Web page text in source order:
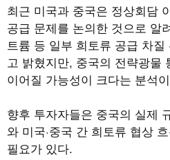
최근 미국과 중국은 정상회담
공급 문제를 논의한 것으로 알
트륨 등 일부 희토류 공급 차
고 밝혔지만, 중국의 전략광물
이어질 가능성이 크다는 분석
향후 투자자들은 중국의 실제
와 미국·중국 간 희토류 협상
필요가 있다.